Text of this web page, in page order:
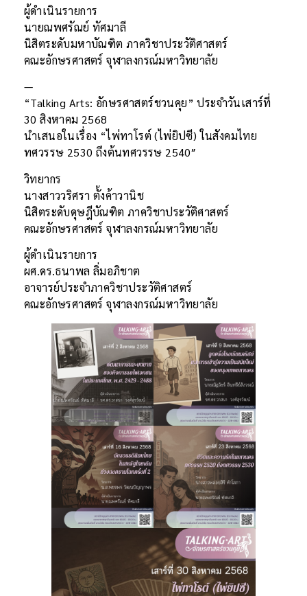
ผู้ดำเนินรายการ
นายณพศรัณย์ ทัศมาลี
นิสิตระดับมหาบัณฑิต ภาควิชาประวัติศาสตร์
คณะอักษรศาสตร์ จุฬาลงกรณ์มหาวิทยาลัย
—
“Talking Arts: อักษรศาสตร์ชวนคุย” ประจำวันเสาร์ที่
30 สิงหาคม 2568
นำเสนอในเรื่อง “ไพ่ทาโรต์ (ไพ่ยิปซี) ในสังคมไทย
ทศวรรษ 2530 ถึงต้นทศวรรษ 2540″
วิทยากร
นางสาววริศรา ตั้งค้าวานิช
นิสิตระดับดุษฎีบัณฑิต ภาควิชาประวัติศาสตร์
คณะอักษรศาสตร์ จุฬาลงกรณ์มหาวิทยาลัย
ผู้ดำเนินรายการ
ผศ.ดร.ธนาพล ลิ่มอภิชาต
อาจารย์ประจำภาควิชาประวัติศาสตร์
คณะอักษรศาสตร์ จุฬาลงกรณ์มหาวิทยาลัย